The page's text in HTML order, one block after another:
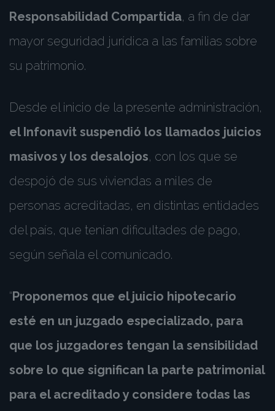
Responsabilidad Compartida, a fin de dar
mayor seguridad jurídica a las familias sobre
su patrimonio.
Desde el inicio de la presente administración,
el Infonavit suspendió los llamados juicios
masivos y los desalojos, con los que se
despojó de sus viviendas a miles de
personas acreditadas, en distintas entidades
del país, que tenían dificultades de pago,
según señala el comunicado.
“Proponemos que el juicio hipotecario
esté en un juzgado especializado, para
que los juzgadores tengan la sensibilidad
sobre lo que significan la parte patrimonial
para el acreditado y considere todas las